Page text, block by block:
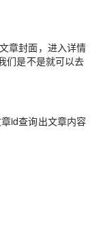
章封面，进入详情
们是不是就可以去
id查询出文章内容